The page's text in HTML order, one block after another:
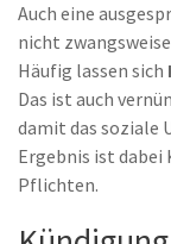
Auch eine
nicht
Häufig lassen sich
Das ist auch
damit das soziale
Ergebnis ist dabei
Pflichten.